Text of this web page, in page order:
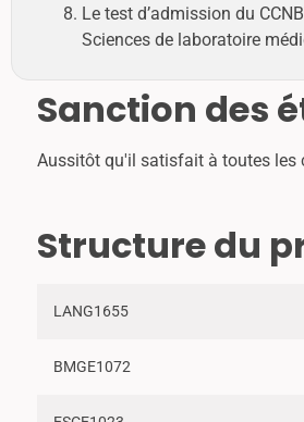
Le test d’admission du
Sciences de laboratoire
Sanction des
Aussitôt qu'il satisfait à toutes les
Structure du
LANG1655
BMGE1072